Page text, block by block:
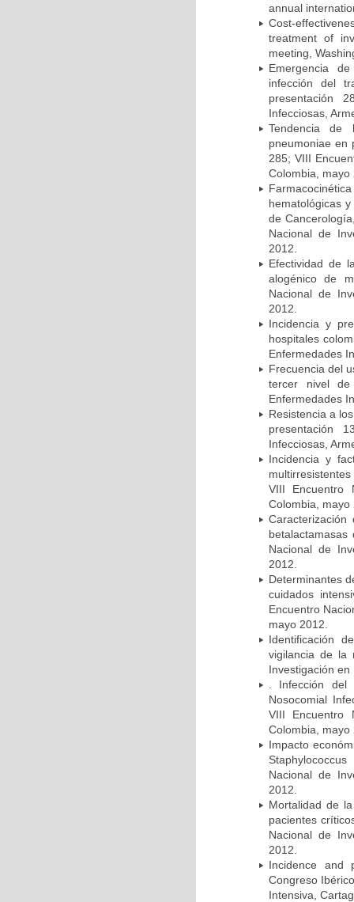
annual
Cost-
treatment of
meeting,
Emergencia
infección del
presentación
Infecciosas,
Tendencia de
pneumoniae en
285; VIII
Colombia, mayo
hematológicas
de
Nacional de
2012.
Efectividad de
alogénico de
Nacional de
2012.
Incidencia y
hospitales
Enfermedades
Frecuencia del
tercer nivel de
Enfermedades
Resistencia a
presentación
Infecciosas,
Incidencia y
VIII Encuentro
Colombia, mayo
Nacional de
2012.
Determinantes
cuidados
Encuentro
mayo 2012.
Identificación
vigilancia de la
Investigación
. Infección
Nosocomial
VIII Encuentro
Colombia, mayo
Impacto
Nacional de
2012.
Mortalidad de
pacientes
Nacional de
2012.
Incidence and
Congreso
Intensiva,